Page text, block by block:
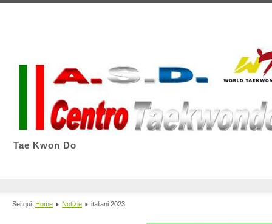
Tae Kwon Do
Sei qui: Home Notizie italiani 2023